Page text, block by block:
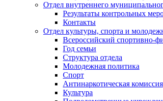
Отдел внутреннего
Результаты контрольных
Контакты
Отдел культуры, спорта и
Всероссийский спортивно-
Год семьи
Структура отдела
Молодежная политика
Спорт
Антинаркотическая комиссия
Культура